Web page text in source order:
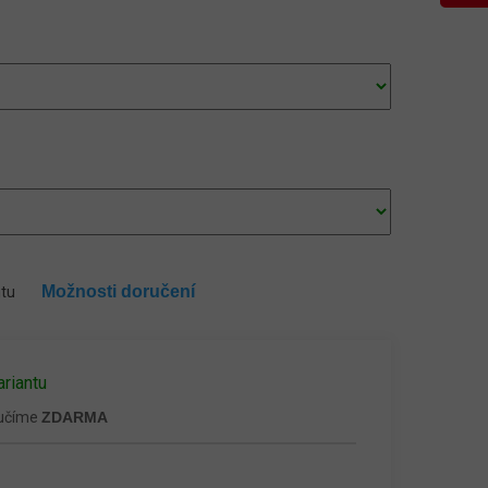
ZDARMA
Možnosti doručení